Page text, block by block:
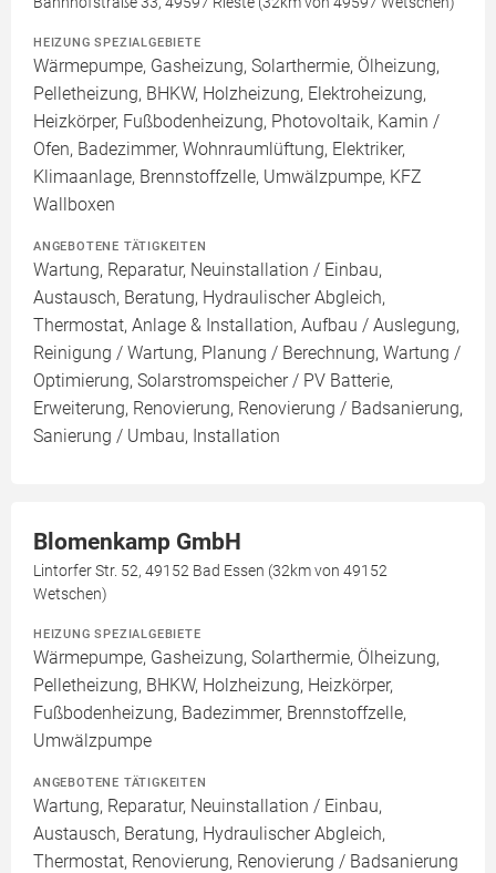
HEIZUNG SPEZIALGEBIETE
Wärmepumpe, Gasheizung, Solarthermie, Ölheizung,
Pelletheizung, BHKW, Holzheizung, Elektroheizung,
Heizkörper, Fußbodenheizung, Photovoltaik, Kamin /
Ofen, Badezimmer, Wohnraumlüftung, Elektriker,
Klimaanlage, Brennstoffzelle, Umwälzpumpe, KFZ
Wallboxen
ANGEBOTENE TÄTIGKEITEN
Wartung, Reparatur, Neuinstallation / Einbau,
Austausch, Beratung, Hydraulischer Abgleich,
Thermostat, Anlage & Installation, Aufbau / Auslegung,
Reinigung / Wartung, Planung / Berechnung, Wartung /
Optimierung, Solarstromspeicher / PV Batterie,
Erweiterung, Renovierung, Renovierung / Badsanierung,
Sanierung / Umbau, Installation
Blomenkamp GmbH
Lintorfer Str. 52, 49152 Bad Essen (32km von 49152
Wetschen)
HEIZUNG SPEZIALGEBIETE
Wärmepumpe, Gasheizung, Solarthermie, Ölheizung,
Pelletheizung, BHKW, Holzheizung, Heizkörper,
Fußbodenheizung, Badezimmer, Brennstoffzelle,
Umwälzpumpe
ANGEBOTENE TÄTIGKEITEN
Wartung, Reparatur, Neuinstallation / Einbau,
Austausch, Beratung, Hydraulischer Abgleich,
Thermostat, Renovierung, Renovierung / Badsanierung